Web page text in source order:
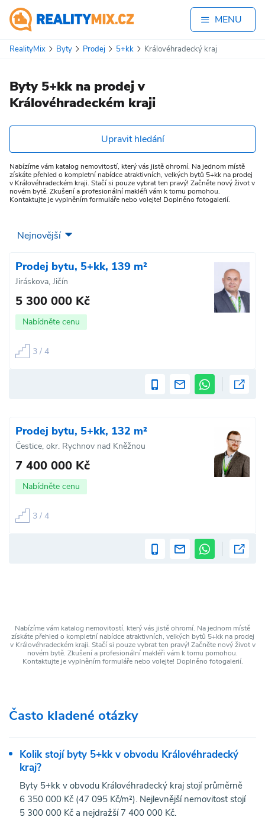
MENU
RealityMix Byty Prodej 5+kk Královéhradecký kraj
Byty 5+kk na prodej v
Královéhradeckém kraji
Upravit hledání
Nabízíme vám katalog nemovitostí, který vás jistě ohromí. Na jednom místě
získáte přehled o kompletní nabídce atraktivních, velkých bytů 5+kk na prodej
v Královéhradeckém kraji. Stačí si pouze vybrat ten pravý! Začněte nový život v
novém bytě. Zkušení a profesionální makléři vám k tomu pomohou.
Kontaktujte je vyplněním formuláře nebo volejte! Doplněno fotogalerií.
Prodej bytu, 5+kk, 139 m²
Jiráskova, Jičín
5 300 000 Kč
Nabídněte cenu
3 / 4
Prodej bytu, 5+kk, 132 m²
Čestice, okr. Rychnov nad Kněžnou
7 400 000 Kč
Nabídněte cenu
3 / 4
Nabízíme vám katalog nemovitostí, který vás jistě ohromí. Na jednom místě
získáte přehled o kompletní nabídce atraktivních, velkých bytů 5+kk na prodej
v Královéhradeckém kraji. Stačí si pouze vybrat ten pravý! Začněte nový život v
novém bytě. Zkušení a profesionální makléři vám k tomu pomohou.
Kontaktujte je vyplněním formuláře nebo volejte! Doplněno fotogalerií.
Často kladené otázky
Kolik stojí byty 5+kk v obvodu Královéhradecký
kraj?
Byty 5+kk v obvodu Královéhradecký kraj stojí průměrně
6 350 000 Kč (47 095 Kč/m²). Nejlevnější nemovitost stojí
5 300 000 Kč a nejdražší 7 400 000 Kč.